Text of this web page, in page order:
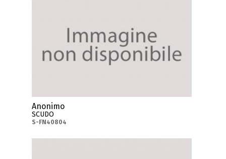
Anonimo
SCUDO
S-FN40804